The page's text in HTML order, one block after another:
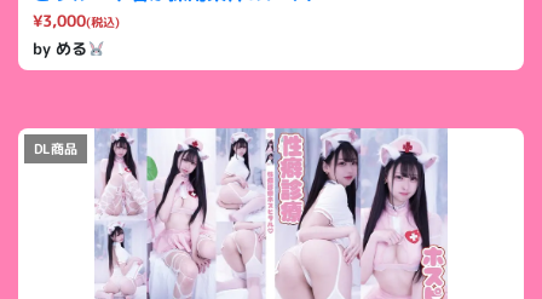
¥3,000(税込)
by める
DL商品